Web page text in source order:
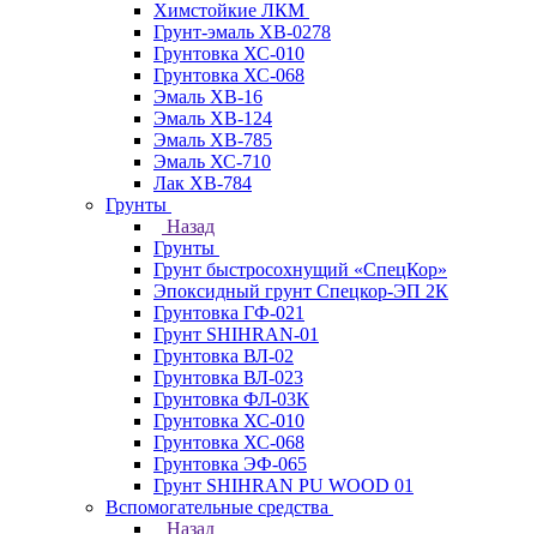
Химстойкие ЛКМ
Грунт-эмаль ХВ-0278
Грунтовка ХС-010
Грунтовка ХС-068
Эмаль ХВ-16
Эмаль ХВ-124
Эмаль ХВ-785
Эмаль ХС-710
Лак ХВ-784
Грунты
Назад
Грунты
Грунт быстросохнущий «СпецКор»
Эпоксидный грунт Спецкор-ЭП 2К
Грунтовка ГФ-021
Грунт SHIHRAN-01
Грунтовка ВЛ-02
Грунтовка ВЛ-023
Грунтовка ФЛ-03К
Грунтовка ХС-010
Грунтовка ХС-068
Грунтовка ЭФ-065
Грунт SHIHRAN PU WOOD 01
Вспомогательные средства
Назад